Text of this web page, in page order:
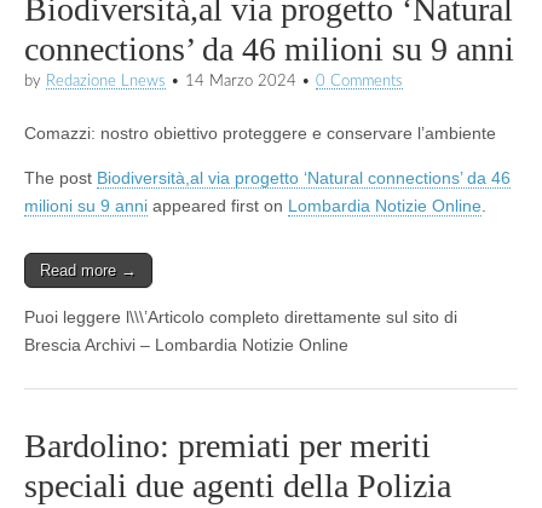
Biodiversità,al via progetto ‘Natural
connections’ da 46 milioni su 9 anni
by Redazione Lnews • 14 Marzo 2024 • 0 Comments
Comazzi: nostro obiettivo proteggere e conservare l’ambiente
The post Biodiversità,al via progetto ‘Natural connections’ da 46
milioni su 9 anni appeared first on Lombardia Notizie Online
Read more →
Puoi leggere l\\\’Articolo completo direttamente sul sito di
Brescia Archivi – Lombardia Notizie Online
Bardolino: premiati per meriti
speciali due agenti della Polizia